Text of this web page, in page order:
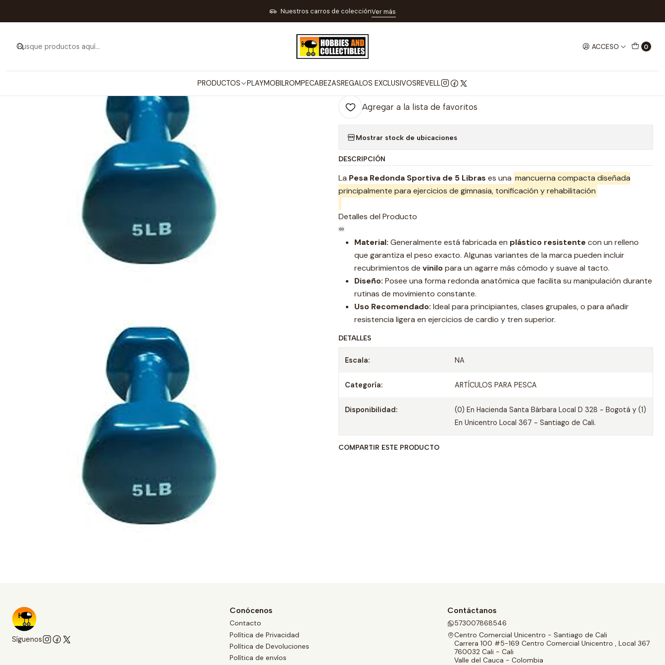
ACCESO 0
PRODUCTOS PLAYMOBILROMPECABEZASREGALOS EXCLUSIVOSREVELL
Nuestros carros de colecciónVer más
ARTÍCULOS PARA DEPORTES Y OUTDOOR ARTÍCULOS PARA DEPORTES Y GIMNASIO
|
Pesa Redonda 5 Libras
Cantidad
Comprar ahora
Agregar a la lista de favoritos
Mostrar stock de ubicaciones
DESCRIPCIÓN
La Pesa Redonda Sportiva de 5 Libras es una mancuerna compacta diseñada
principalmente para ejercicios de gimnasia, tonificación y rehabilitación
Detalles del Producto
Material: Generalmente está fabricada en plástico resistente con un relleno
que garantiza el peso exacto. Algunas variantes de la marca pueden incluir
recubrimientos de vinilopara un agarre más cómodo y suave al tacto.
Diseño: Posee una forma redonda anatómica que facilita su manipulación durante
rutinas de movimiento constante.
Uso Recomendado: Ideal para principiantes, clases grupales, o para añadir
resistencia ligera en ejercicios de cardio y tren superior.
DETALLES
Escala: NA
Categoría: ARTÍCULOS PARA PESCA
Disponibilidad:
(0) En Hacienda Santa Bárbara Local D 328 - Bogotá y (1)
En Unicentro Local 367 - Santiago de Cali.
COMPARTIR ESTE PRODUCTO
Síguenos
Conócenos
Contacto
Política de Privacidad
Política de Devoluciones
Política de envíos
Contáctanos
573007868546
Centro Comercial Unicentro - Santiago de Cali
Carrera 100 #5-169 Centro Comercial Unicentro , Local 367
760032 Cali - Cali
Valle del Cauca - Colombia